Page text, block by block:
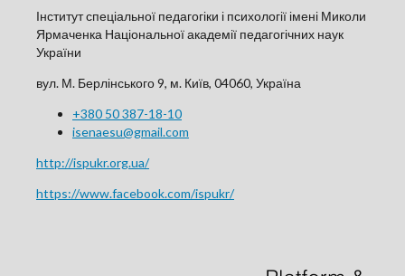
Інститут спеціальної педагогіки і психології імені Миколи
Ярмаченка Національної академії педагогічних наук
України
вул. М. Берлінського 9, м. Київ, 04060, Україна
+380 50 387-18-10
isenaesu@gmail.com
http://ispukr.org.ua/
https://www.facebook.com/ispukr/